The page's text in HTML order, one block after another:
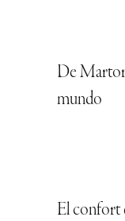
De
mundo
El confort